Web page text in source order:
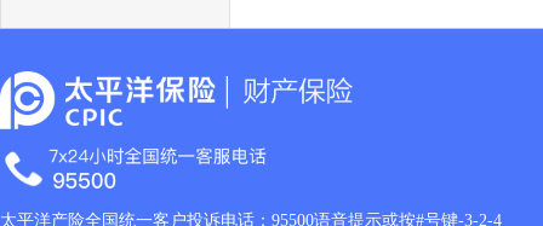
太平洋产险全国统一客户投诉电话：95500语音提示或按#号键-3-2-4